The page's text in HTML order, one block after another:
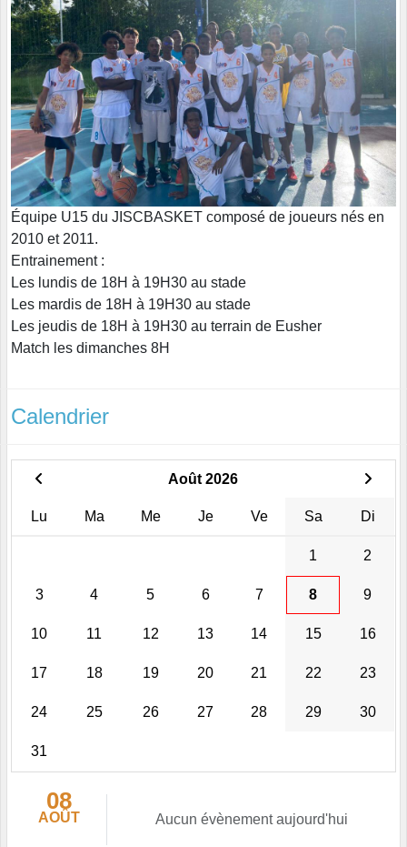
Équipe U15 du JISCBASKET composé de joueurs nés en
2010 et 2011.
Entrainement :
Les lundis de 18H à 19H30 au stade
Les mardis de 18H à 19H30 au stade
Les jeudis de 18H à 19H30 au terrain de Eusher
Match les dimanches 8H
Calendrier
Août 2026
Lu Ma Me Je Ve Sa Di
1 2
3 4 5 6 7 8 9
10 11 12 13 14 15 16
17 18 19 20 21 22 23
24 25 26 27 28 29 30
31
08
AOÛT Aucun évènement aujourd'hui